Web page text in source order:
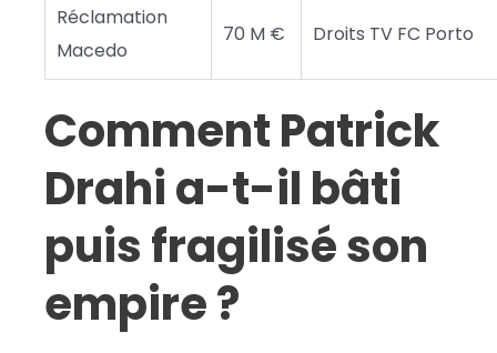
Réclamation
Macedo
70 M € Droits TV FC Porto
Comment Patrick
Drahi a-t-il bâti
puis fragilisé son
empire ?